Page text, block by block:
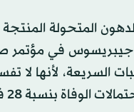
على الدهون
جيبريسوس في
السريعة، لأنها